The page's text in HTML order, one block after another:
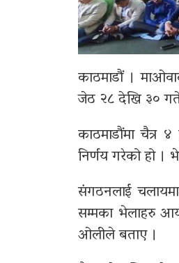
काठमाडौं ।
जेठ २८ देखि ३०
काठमाडौंमा चैत्र
निर्णय गरेको हो
संगठनलाई
सम्मका भेलाहरु
ओलीले बताए ।